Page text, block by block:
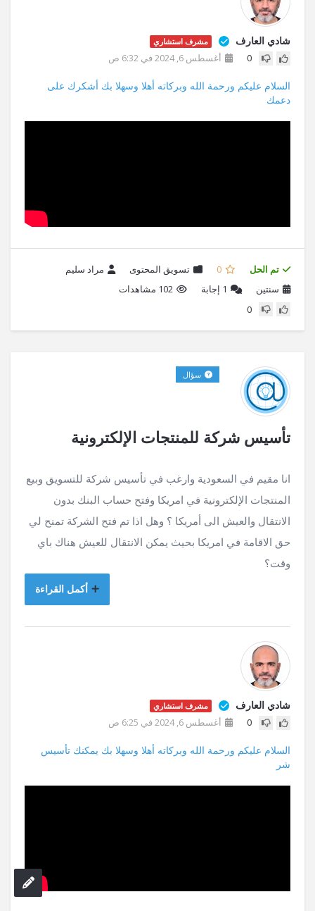
شادي العارف مشرف استشاري
0 أغسطس 6, 2024 في 6:32 ص
السلام عليكم ورحمة الله وبركاته أهلا وسهلا بك أشكرك على
دعمك
تم الحل 0 تسويق المحتوى
مراد سليم
سنتين
1 إجابة
102 مشاهدات
0
تأسيس شركة للمنتجات الإلكترونية
سؤال
انا مقيم في السعودية وارغب في تأسيس شركة للتسويق وبيع
المنتجات الإلكترونية في امريكا وفتح حساب البنك بدون
الانتقال والعيش الى أمريكا ؟ وهل اذا تم فتح الشركة تمنح لي
حق الاقامة في امريكا بحيث يمكن الانتقال للعيش هناك باي
وقت؟
أكمل القراءة
شادي العارف مشرف استشاري
0 أغسطس 6, 2024 في 6:25 ص
السلام عليكم ورحمة الله وبركاته أهلا وسهلا بك يمكنك تأسيس
شر